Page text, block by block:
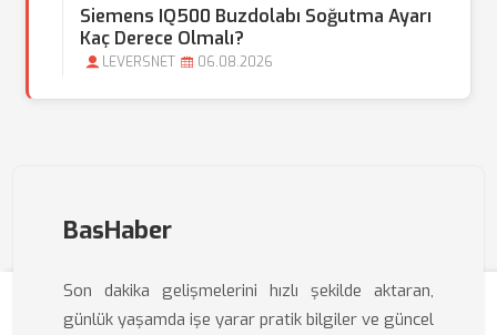
Siemens IQ500 Buzdolabı Soğutma Ayarı
Kaç Derece Olmalı?
LEVERSNET 06.08.2026
BasHaber
Son dakika gelişmelerini hızlı şekilde aktaran,
günlük yaşamda işe yarar pratik bilgiler ve güncel